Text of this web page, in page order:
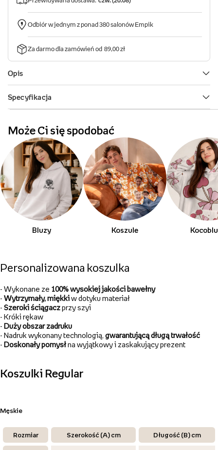
Może Ci się spodobać
Bluzy Koszule
Personalizowana koszulka
- Wykonane ze 100%wysokiej jakości bawełny
- Wytrzymały, miękkiw dotyku materiał
- Szeroki ściągaczprzy szyi
- Króki rękaw
- Duży obszar zadruku
- Nadruk wykonany technologią, gwarantującą długątrwałość
- Doskonały pomysłna wyjątkowy i zaskakujący prezent
Koszulki Regular
Męskie
Rozmiar Szerokość (A) cm Długość (B) cm